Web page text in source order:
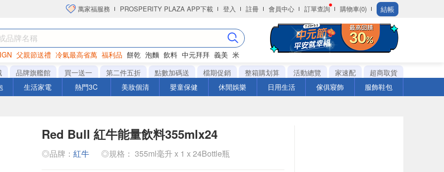
萬家福服務 PROSPERITY PLAZA APP下載 登入 註冊 會員中心 訂單查詢 購物車(0) 結帳
父親節送禮 冷氣最高省萬 福利品 餅乾 泡麵 飲料 中元拜拜 義美 米
衛生紙
品牌旗艦館 買一送一 第二件五折 點數加碼送 檔期促銷 整箱購划算 活動總覽 家速配
超商取貨
生活家電 熱門3C 美妝個清 嬰童保健 休閒娛樂 日用生活 傢俱寢飾 服飾鞋包
Red Bull 紅牛能量飲料355mlx24
◎品牌： 紅牛 ◎規格： 355ml毫升 x 1 x 24Bottle瓶